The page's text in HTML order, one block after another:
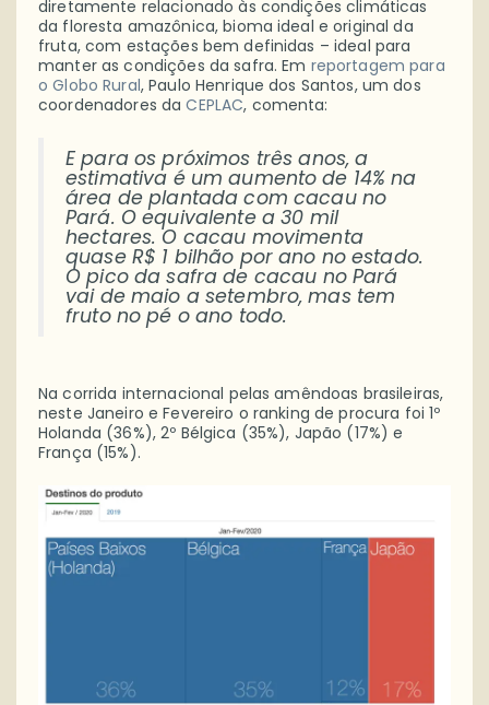
diretamente relacionado às condições climáticas
da floresta amazônica, bioma ideal e original da
fruta, com estações bem definidas – ideal para
manter as condições da safra. Em reportagem para
o Globo Rural, Paulo Henrique dos Santos, um dos
coordenadores daCEPLAC, comenta:
E para os próximos três anos, a
estimativa é um aumento de 14% na
área de plantada com cacau no
Pará. O equivalente a 30 mil
hectares. O cacau movimenta
quase R$ 1 bilhão por ano no estado.
O pico da safra de cacau no Pará
vai de maio a setembro, mas tem
fruto no pé o ano todo.
Na corrida internacional pelas amêndoas brasileiras,
neste Janeiro e Fevereiro o ranking de procura foi 1º
Holanda (36%), 2º Bélgica (35%), Japão (17%) e
França (15%).